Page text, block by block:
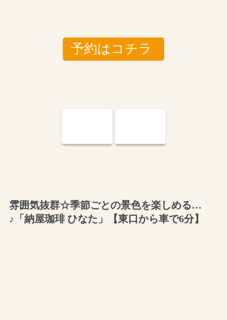
予約はコチラ
雰囲気抜群☆季節ごとの景色を楽しめる…
♪「納屋珈琲 ひなた」【東口から車で6分】